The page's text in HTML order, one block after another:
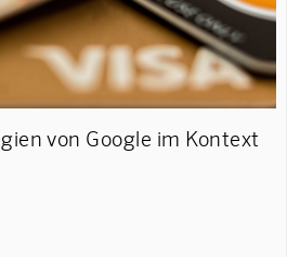
von Google im Kontext